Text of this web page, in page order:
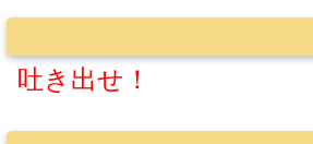
吐き出せ！